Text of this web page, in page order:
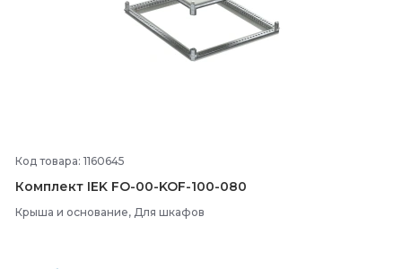
Код товара: 1160645
Комплект IEK FO-00-KOF-100-080
Крыша и основание, Для шкафов